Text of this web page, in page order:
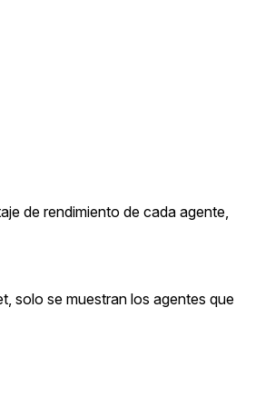
de rendimiento de cada agente,
solo se muestran los agentes que